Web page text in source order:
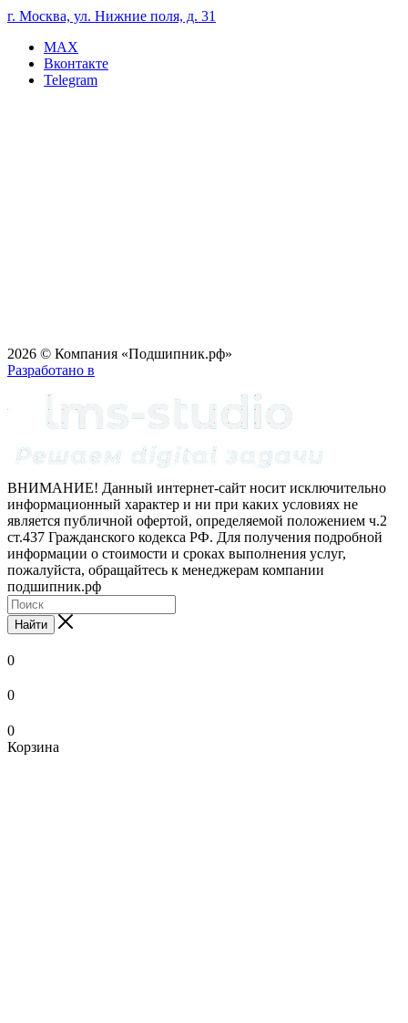
г. Москва, ул. Нижние поля, д. 31
MAX
Вконтакте
Telegram
2026 © Компания «Подшипник.рф»
Разработано в
ВНИМАНИЕ! Данный интернет-сайт носит исключительно
информационный характер и ни при каких условиях не
является публичной офертой, определяемой положением ч.2
ст.437 Гражданского кодекса РФ. Для получения подробной
информации о стоимости и сроках выполнения услуг,
пожалуйста, обращайтесь к менеджерам компании
подшипник.рф
Найти
0
0
0
Корзина